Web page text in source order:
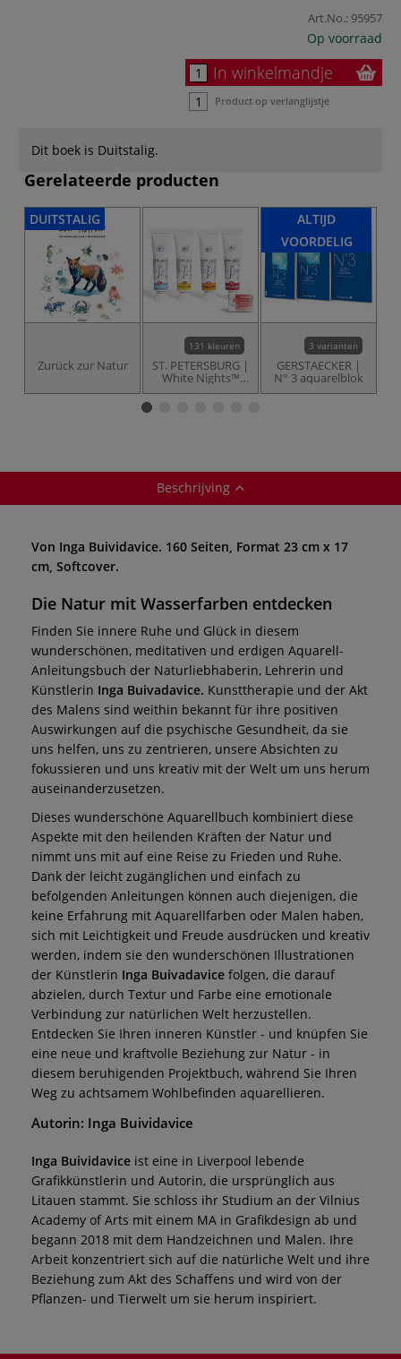
Art.No.: 95957
Op voorraad
In winkelmandje
Product op verlanglijstje
Dit boek is Duitstalig.
Gerelateerde producten
DUITSTALIG
Zurück zur Natur
131 kleuren
ST. PETERSBURG |
White Nights™
aquarelverf
ALTIJD
VOORDELIG
3 varianten
GERSTAECKER |
N° 3 aquarelblok
Beschrijving
Von Inga Buividavice. 160 Seiten, Format 23 cm x 17
cm, Softcover.
Die Natur mit Wasserfarben entdecken
Finden Sie innere Ruhe und Glück in diesem
wunderschönen, meditativen und erdigen Aquarell-
Anleitungsbuch der Naturliebhaberin, Lehrerin und
Künstlerin Inga Buivadavice. Kunsttherapie und der Akt
des Malens sind weithin bekannt für ihre positiven
Auswirkungen auf die psychische Gesundheit, da sie
uns helfen, uns zu zentrieren, unsere Absichten zu
fokussieren und uns kreativ mit der Welt um uns herum
auseinanderzusetzen.
Dieses wunderschöne Aquarellbuch kombiniert diese
Aspekte mit den heilenden Kräften der Natur und
nimmt uns mit auf eine Reise zu Frieden und Ruhe.
Dank der leicht zugänglichen und einfach zu
befolgenden Anleitungen können auch diejenigen, die
keine Erfahrung mit Aquarellfarben oder Malen haben,
sich mit Leichtigkeit und Freude ausdrücken und kreativ
werden, indem sie den wunderschönen Illustrationen
der Künstlerin Inga Buivadavice folgen, die darauf
abzielen, durch Textur und Farbe eine emotionale
Verbindung zur natürlichen Welt herzustellen.
Entdecken Sie Ihren inneren Künstler - und knüpfen Sie
eine neue und kraftvolle Beziehung zur Natur - in
diesem beruhigenden Projektbuch, während Sie Ihren
Weg zu achtsamem Wohlbefinden aquarellieren.
Autorin: Inga Buividavice
Inga Buividavice ist eine in Liverpool lebende
Grafikkünstlerin und Autorin, die ursprünglich aus
Litauen stammt. Sie schloss ihr Studium an der Vilnius
Academy of Arts mit einem MA in Grafikdesign ab und
begann 2018 mit dem Handzeichnen und Malen. Ihre
Arbeit konzentriert sich auf die natürliche Welt und ihre
Beziehung zum Akt des Schaffens und wird von der
Pflanzen- und Tierwelt um sie herum inspiriert.